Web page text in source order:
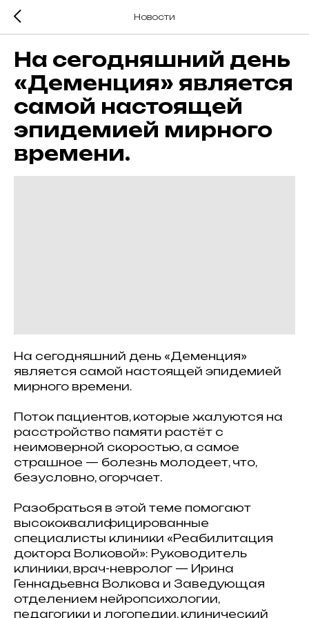
Новости
На сегодняшний день
«Деменция» является
самой настоящей
эпидемией мирного
времени.
На сегодняшний день «Деменция»
является самой настоящей эпидемией
мирного времени.
Поток пациентов, которые жалуются на
расстройство памяти растёт с
неимоверной скоростью, а самое
страшное — болезнь молодеет, что,
безусловно, огорчает.
Разобраться в этой теме помогают
высококвалифицированные
специалисты клиники «Реабилитация
доктора Волковой»: Руководитель
клиники, врач-невролог — Ирина
Геннадьевна Волкова и Заведующая
отделением нейропсихологии,
педагогики и логопедии, клинический